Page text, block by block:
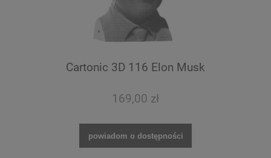
Cartonic 3D 116 Elon Musk
169,00 zł
powiadom o dostępności